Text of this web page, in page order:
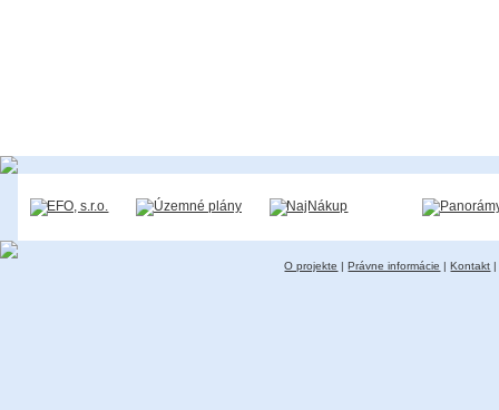
O projekte |Právne informácie |Kontakt